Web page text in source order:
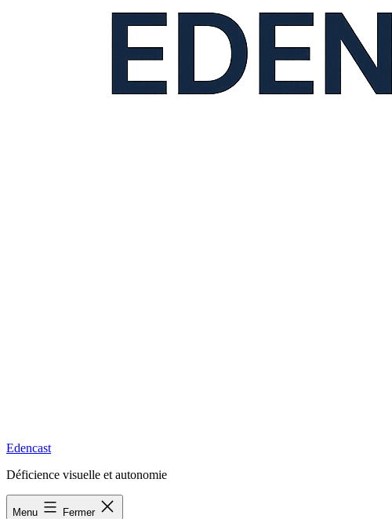
Edencast
Déficience visuelle et autonomie
Menu Fermer